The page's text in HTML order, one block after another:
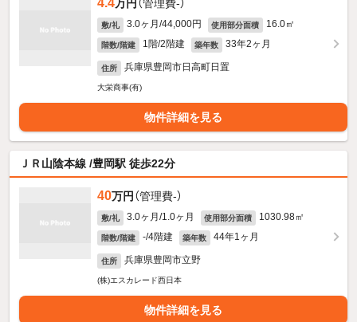
4.4万円 （管理費-）
敷/礼 3.0ヶ月/44,000円 使用部分面積 16.0㎡
階数/階建 1階/2階建 築年数 33年2ヶ月
住所 兵庫県豊岡市日高町日置
大栄商事(有)
物件詳細を見る
ＪＲ山陰本線 /豊岡駅 徒歩22分
40万円 （管理費-）
敷/礼 3.0ヶ月/1.0ヶ月 使用部分面積 1030.98㎡
階数/階建 -/4階建 築年数 44年1ヶ月
住所 兵庫県豊岡市立野
(株)エスカレード西日本
物件詳細を見る